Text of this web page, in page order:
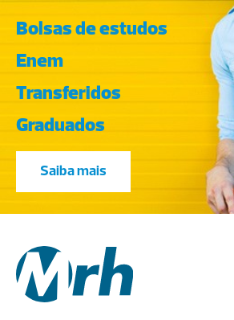
Bolsas de estudos
Enem
Transferidos
Graduados
Saiba mais